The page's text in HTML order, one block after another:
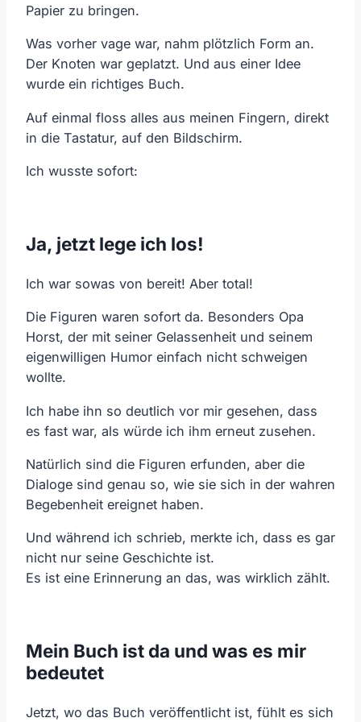
Papier zu bringen.
Was vorher vage war, nahm plötzlich Form an.
Der Knoten war geplatzt. Und aus einer Idee
wurde ein richtiges Buch.
Auf einmal floss alles aus meinen Fingern, direkt
in die Tastatur, auf den Bildschirm.
Ich wusste sofort:
Ja, jetzt lege ich los!
Ich war sowas von bereit! Aber total!
Die Figuren waren sofort da. Besonders Opa
Horst, der mit seiner Gelassenheit und seinem
eigenwilligen Humor einfach nicht schweigen
wollte.
Ich habe ihn so deutlich vor mir gesehen, dass
es fast war, als würde ich ihm erneut zusehen.
Natürlich sind die Figuren erfunden, aber die
Dialoge sind genau so, wie sie sich in der wahren
Begebenheit ereignet haben.
Und während ich schrieb, merkte ich, dass es gar
nicht nur seine Geschichte ist.
Es ist eine Erinnerung an das, was wirklich zählt.
Mein Buch ist da und was es mir
bedeutet
Jetzt, wo das Buch veröffentlicht ist, fühlt es sich